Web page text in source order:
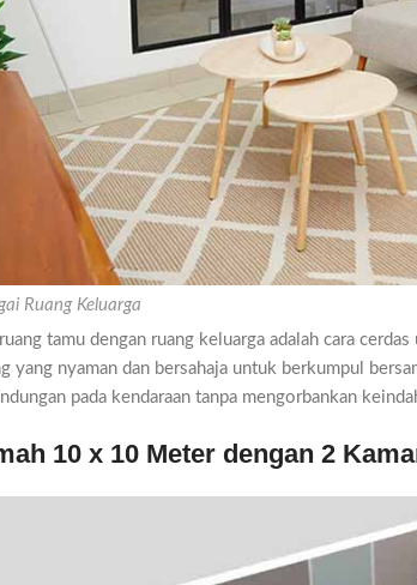
Ruang Keluarga
tamu dengan ruang keluarga adalah cara
yang nyaman dan bersahaja untuk berkumpul
pada kendaraan tanpa mengorbankan
10 x 10 Meter dengan 2